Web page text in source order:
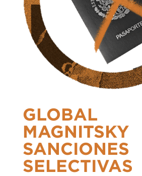
GLOBAL
MAGNITSKY
SANCIONES
SELECTIVAS